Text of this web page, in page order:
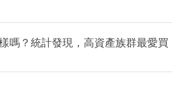
嗎？統計發現，高資產族群最愛買